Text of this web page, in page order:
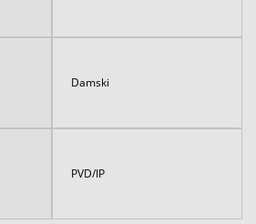
Damski
PVD/IP